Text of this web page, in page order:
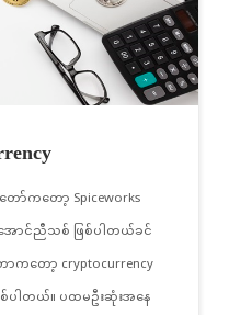
ော်ကတော့ Spiceworks
အောင်ညီသစ် ဖြစ်ပါတယ်ခင်
ာကတော့ cryptocurrency
စ်ပါတယ်။ ပထမဦးဆုံးအနေ